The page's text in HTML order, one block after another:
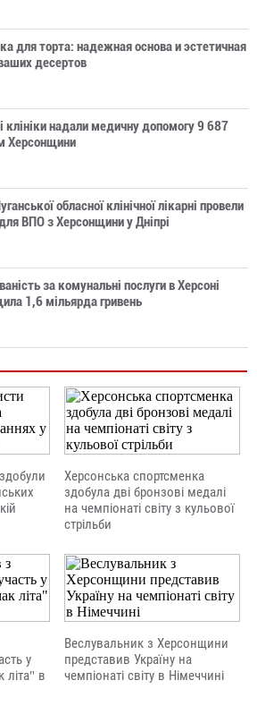
для торта: надежная основа и эстетичная
десертов
клініки надали медичну допомогу 9 687
Херсонщини
обласної клінічної лікарні провели
ВПО з Херсонщини у Дніпрі
за комунальні послуги в Херсоні
1,6 мільярда гривень
Херсонська спортсменка
здобула дві бронзові медалі
на чемпіонаті світу з кульової
стрільби
у
літа" в
Веслувальник з Херсонщини
представив Україну на
чемпіонаті світу в Німеччині